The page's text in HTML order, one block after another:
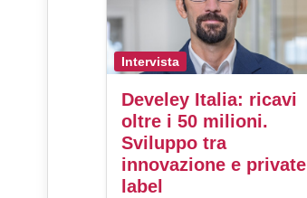
Intervista
Develey Italia: ricavi
oltre i 50 milioni.
Sviluppo tra
innovazione e private
label